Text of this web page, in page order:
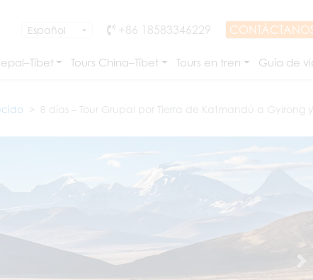
+86 18583346229
Tours China–Tíbet Tours en tren Guía de
8 días – Tour Grupal por Tierra de Katmandú a Gyirong